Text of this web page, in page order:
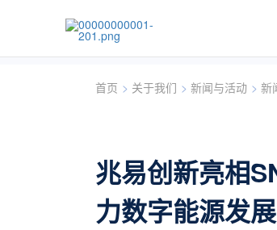
首页 > 关于我们 > 新闻与活动 > 新
兆易创新亮相
力数字能源发展